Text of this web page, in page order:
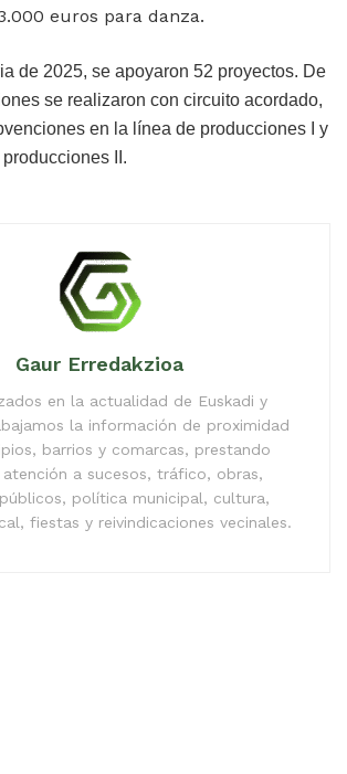
euros para danza.
de 2025, se apoyaron 52 proyectos. De
se realizaron con circuito acordado,
en la línea de producciones I y
II.
Gaur Erredakzioa
en la actualidad de Euskadi y
la información de proximidad
barrios y comarcas, prestando
atención a sucesos, tráfico, obras,
política municipal, cultura,
fiestas y reivindicaciones vecinales.